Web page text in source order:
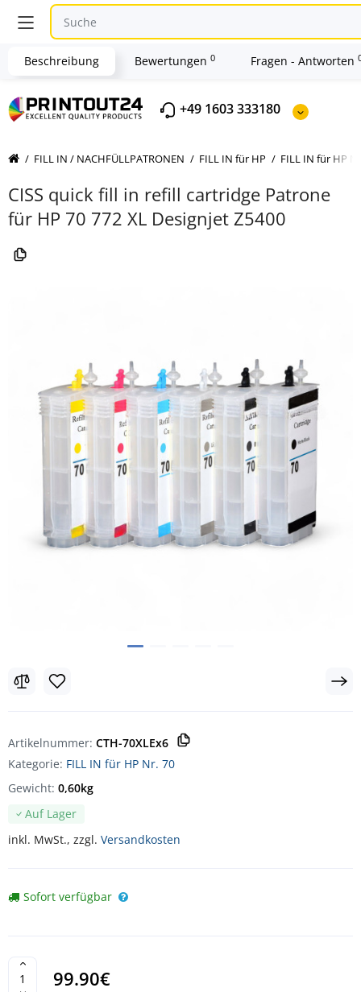
+49 1603 333180
FILL IN / NACHFÜLLPATRONEN FILL IN für HP FILL IN für HP
CISS quick fill in refill cartridge Patrone
für HP 70 772 XL Designjet Z5400
Artikelnummer: CTH-70XLEx6
Kategorie: FILL IN für HP Nr. 70
Auf Lager
inkl. MwSt., zzgl. Versandkosten
Gewicht: 0,60kg
Sofort verfügbar
99.90€
Beschreibung Bewertungen 0 Fragen - Antworten